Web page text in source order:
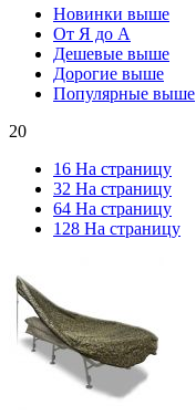
Новинки выше
От Я до А
Дешевые выше
Дорогие выше
Популярные выше
20
16 На страницу
32 На страницу
64 На страницу
128 На страницу